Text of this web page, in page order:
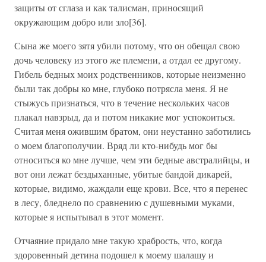
защиты от сглаза и как талисман, приносящий
окружающим добро или зло[36].
Сына же моего зятя убили потому, что он обещал свою
дочь человеку из этого же племени, а отдал ее другому.
Гибель бедных моих родственников, которые неизменно
были так добры ко мне, глубоко потрясла меня. Я не
стыжусь признаться, что в течение нескольких часов
плакал навзрыд, да и потом никакие мог успокоиться.
Считая меня ожившим братом, они неустанно заботились
о моем благополучии. Вряд ли кто-нибудь мог бы
относиться ко мне лучше, чем эти бедные австралийцы, и
вот они лежат бездыханные, убитые бандой дикарей,
которые, видимо, жаждали еще крови. Все, что я перенес
в лесу, бледнело по сравнению с душевными муками,
которые я испытывал в этот момент.
Отчаяние придало мне такую храбрость, что, когда
здоровенный детина подошел к моему шалашу и